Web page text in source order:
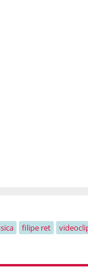
filipe ret